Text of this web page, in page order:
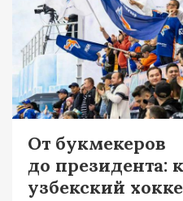
От букмекеров
до президента:
узбекский